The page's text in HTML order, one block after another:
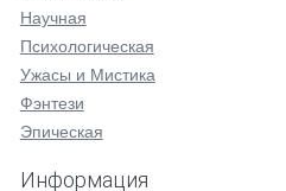
Научная
Психологическая
Ужасы и Мистика
Фэнтези
Эпическая
Информация